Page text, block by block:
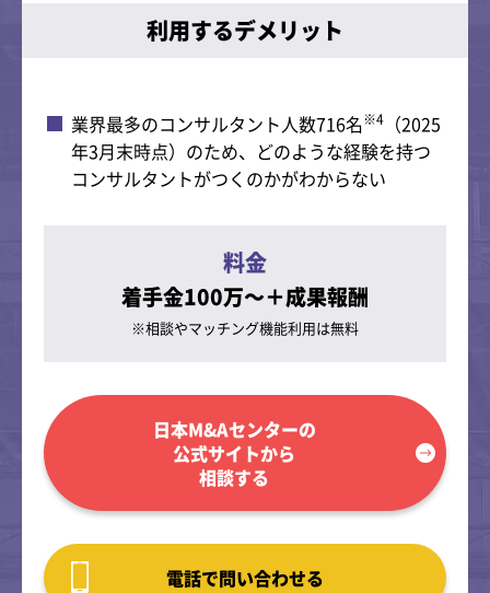
利用するデメリット
業界最多のコンサルタント人数716名※4
（2025
年3月末時点）のため、どのような経験を持つ
コンサルタントがつくのかがわからない
料金
着手金100万～＋成果報酬
※相談やマッチング機能利用は無料
日本M&Aセンターの
公式サイトから
相談する
電話で問い合わせる